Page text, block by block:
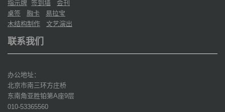
指示牌 签到墙
会刊
桌签
胸卡
易拉宝
木结构制作
文艺演出
联系我们
办公地址：
北京市南三环方庄桥
东南角亚胜铂第A座9层
010-53365560